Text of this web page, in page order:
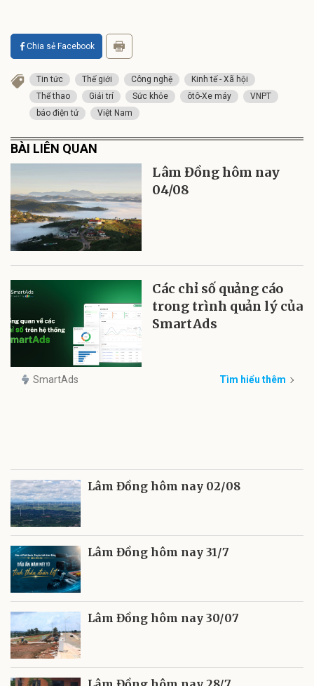
Chia sẻ Facebook
Tin tức Thế giới Công nghệ
Kinh tế - Xã hội
Thể thao
Giải trí Sức khỏe ôtô-Xe máy
VNPT
báo điện tử
Việt Nam
BÀI LIÊN QUAN
Lâm Đồng hôm nay
04/08
Các chỉ số quảng cáo
trong trình quản lý của
SmartAds
SmartAds Tìm hiểu thêm
Lâm Đồng hôm nay 02/08
Lâm Đồng hôm nay 31/7
Lâm Đồng hôm nay 30/07